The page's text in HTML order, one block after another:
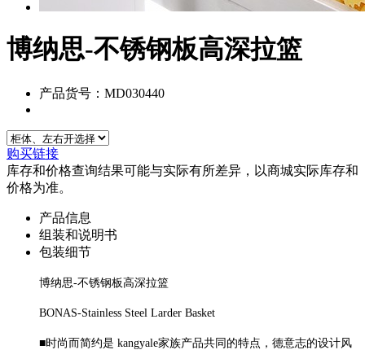
博纳思-不锈钢板高深拉篮
产品货号：MD030440
购买链接
库存和价格查询结果可能与实际有所差异，以商城实际库存和
价格为准。
产品信息
组装和说明书
包装细节
博纳思-不锈钢板高深拉篮
BONAS-Stainless Steel Larder Basket
■时尚而简约是 kangyale家族产品共同的特点，德意志的设计风